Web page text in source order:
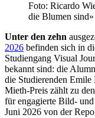
Foto: Ricardo
die Blumen sind»
Unter den zehn
2026 befinden sich in
Studiengang Visual
bekannt sind: die
die Studierenden
Mieth-Preis zählt zu
für engagierte Bild-
Juni 2026 von der